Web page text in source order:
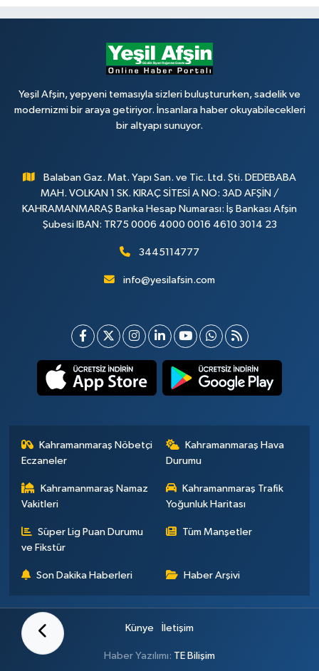
Yeşil Afşin, yepyeni temasıyla sizleri buluştururken, sadelik ve
modernizmi bir araya getiriyor. İnsanlara haber okuyabilecekleri
bir altyapı sunuyor.
Balaban Gaz. Mat. Yapı San. ve Tic. Ltd. Şti. DEDEBABA
MAH. VOLKAN 1 SK. KIRAÇ SİTESİ A NO: 3AD AFŞİN /
KAHRAMANMARAŞ Banka Hesap Numarası: İş Bankası Afşin
Şubesi IBAN: TR75 0006 4000 0016 4610 3014 23
3445114777
info@yesilafsin.com
Kahramanmaraş Nöbetçi
Eczaneler
Kahramanmaraş Hava
Durumu
Kahramanmaraş Namaz
Vakitleri
Kahramanmaraş Trafik
Yoğunluk Haritası
Süper Lig Puan Durumu
ve Fikstür
Tüm Manşetler
Son Dakika Haberleri Haber Arşivi
Künye İletişim
Haber Yazılımı: TE Bilişim